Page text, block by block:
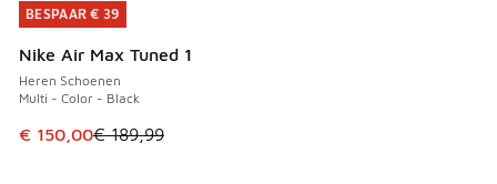
BESPAAR € 39
Nike Air Max Tuned 1
Heren Schoenen
Multi - Color - Black
Dit artikel is in de uitverkoop. Dit artikel is in de
€ 150,00€ 189,99
BESPAAR € 39